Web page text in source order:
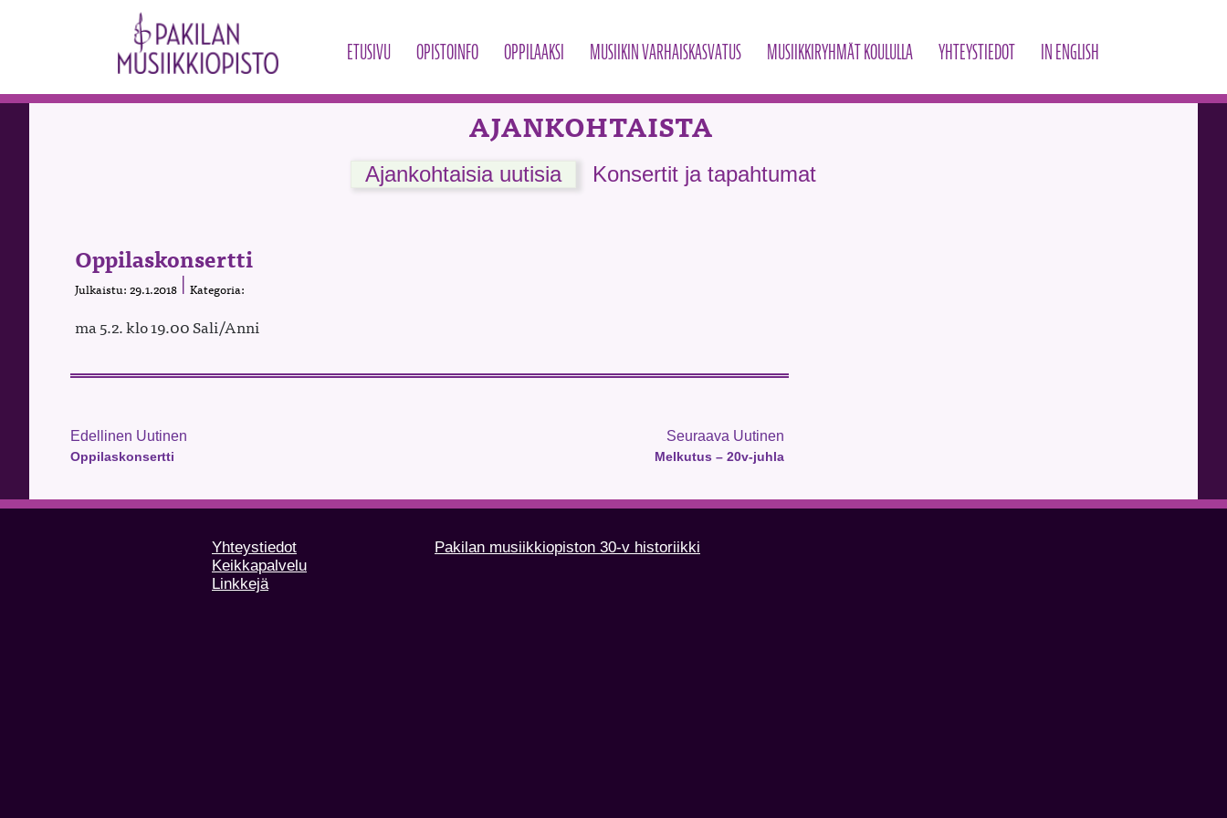
ETUSIVU OPISTOINFO OPPILAAKSI MUSIIKIN VARHAISKASVATUS MUSIIKKIRYHMÄT KOULULLA YHTEYSTIEDOT IN ENGLISH
AJANKOHTAISTA
Ajankohtaisia uutisia Konsertit ja tapahtumat
Oppilaskonsertti
Julkaistu: 29.1.2018 Kategoria:
ma 5.2. klo 19.00 Sali/Anni
Edellinen Uutinen
Oppilaskonsertti
Seuraava Uutinen
Melkutus – 20v-juhla
Yhteystiedot
Keikkapalvelu
Linkkejä
Pakilan musiikkiopiston 30-v historiikki